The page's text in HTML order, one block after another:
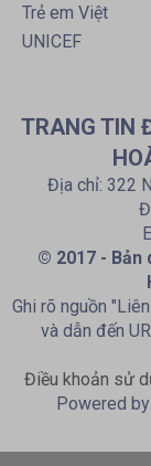
Trẻ em Việt
UNICEF
TRANG TIN
Địa chỉ: 322
© 2017 - Bản
Ghi rõ nguồn
và dẫn đến
Điều khoản sử
Powered by